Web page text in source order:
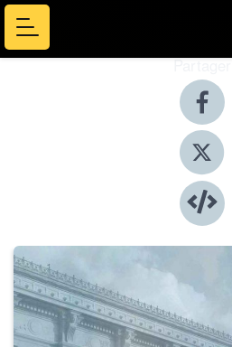
Partager